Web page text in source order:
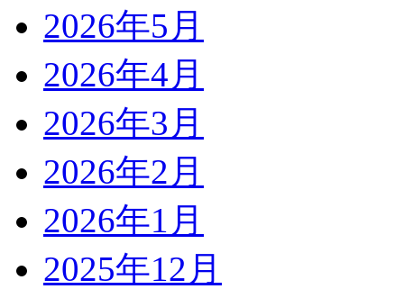
2026年5月
2026年4月
2026年3月
2026年2月
2026年1月
2025年12月